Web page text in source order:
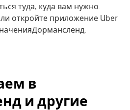
туда, куда вам нужно.
откройте приложение Uber
в
и другие